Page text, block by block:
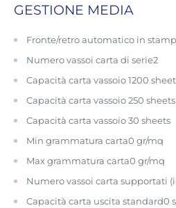
GESTIONE MEDIA
Fronte/retro automatico in
Numero vassoi carta di serie2
Capacità carta vassoio 1200
Capacità carta vassoio 250 sheets
Capacità carta vassoio 30 sheets
Min grammatura carta0 gr/mq
Max grammatura carta0 gr/mq
Numero vassoi carta supportati
Capacità carta uscita standard0